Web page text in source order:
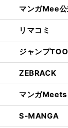
マンガMee公
リマコミ
ジャンプ
ZEBRACK
マンガMeets
S-MANGA